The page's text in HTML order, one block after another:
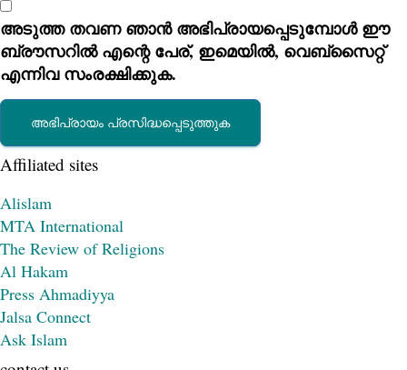
അടുത്ത തവണ ഞാൻ അഭിപ്രായപ്പെടുമ്പോൾ ഈ
ബ്രൗസറിൽ എന്റെ പേര്, ഇമെയിൽ, വെബ്സൈറ്റ്
എന്നിവ സംരക്ഷിക്കുക.
Affiliated sites
Alislam
MTA International
The Review of Religions
Al Hakam
Press Ahmadiyya
Jalsa Connect
Ask Islam